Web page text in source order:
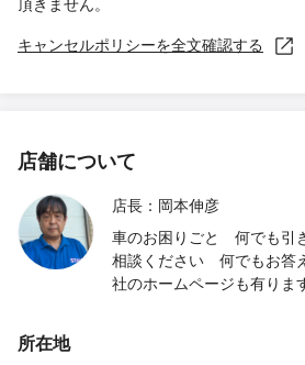
キャンセルポリシーを全文確認する
店舗について
店長：岡本伸彦
車のお困りごと 何でも引
相談ください 何でもお答
社のホームページも有りま
所在地